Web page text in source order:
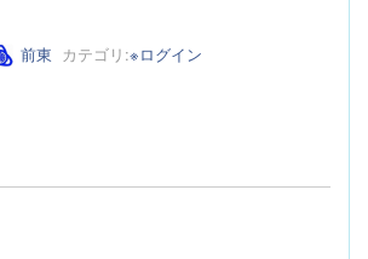
前東 カテゴリ:※ログイン